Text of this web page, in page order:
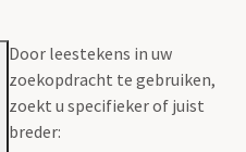
Door leestekens in uw
zoekopdracht te gebruiken,
zoekt u specifieker of juist
breder: